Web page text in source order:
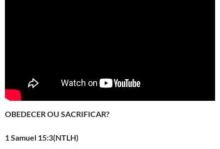
OBEDECER OU SACRIFICAR?
1 Samuel 15:3(NTLH)